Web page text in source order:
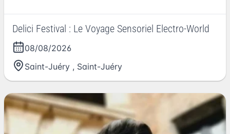
Delici Festival : Le Voyage Sensoriel Electro-World
08/08/2026
Saint-Juéry , Saint-Juéry